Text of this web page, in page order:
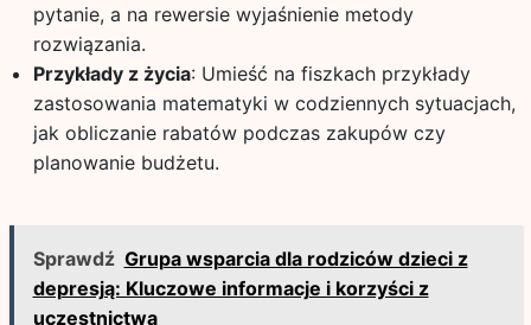
pytanie, a na rewersie wyjaśnienie metody
rozwiązania.
Przykłady z życia: Umieść na fiszkach przykłady
zastosowania matematyki w codziennych sytuacjach,
jak obliczanie rabatów podczas zakupów czy
planowanie budżetu.
Sprawdź Grupa wsparcia dla rodziców dzieci z
depresją: Kluczowe informacje i korzyści z
uczestnictwa